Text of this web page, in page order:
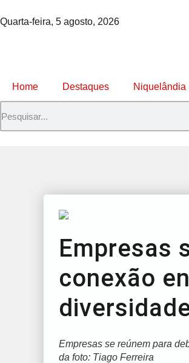
Quarta-feira, 5 agosto, 2026
Home Destaques Niquelândia
Empresas
conexão
Empresas se reúnem para
da foto: Tiago Ferreira